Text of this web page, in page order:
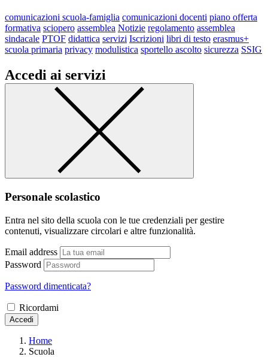
comunicazioni scuola-famiglia comunicazioni docenti piano offerta
formativa sciopero assemblea Notizie regolamento assemblea
sindacale PTOF didattica servizi Iscrizioni libri di testo erasmus+
scuola primaria privacy modulistica sportello ascolto sicurezza SSIG
Accedi ai servizi
Personale scolastico
Entra nel sito della scuola con le tue credenziali per gestire
contenuti, visualizzare circolari e altre funzionalità.
Email address
Password
Password dimenticata?
Ricordami
Accedi
Home
Scuola